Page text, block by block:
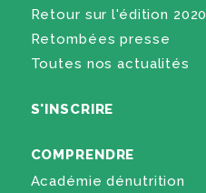
Retour sur l'édition 2020
Retombées presse
Toutes nos actualités
S'INSCRIRE
COMPRENDRE
Académie dénutrition